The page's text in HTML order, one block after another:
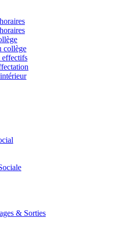
collège
effectifs
& Sorties